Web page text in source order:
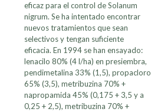
eficaz para el control de Solanum
nigrum. Se ha intentado encontrar
nuevos tratamientos que sean
selectivos y tengan suficiente
eficacia. En 1994 se han ensayado:
lenacilo 80% (4 l/ha) en presiembra,
pendimetalina 33% (1,5), propacloro
65% (3,5), metribuzina 70% +
napropamida 45% (0,175 + 3,5 y a
0,25 + 2,5), metribuzina 70% +